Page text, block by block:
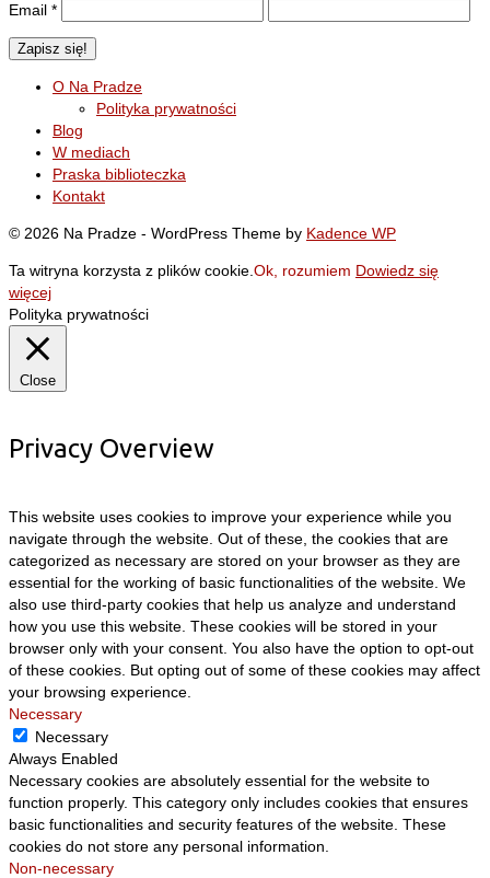
Email *
O Na Pradze
Polityka prywatności
Blog
W mediach
Praska biblioteczka
Kontakt
© 2026 Na Pradze - WordPress Theme by Kadence WP
Ta witryna korzysta z plików cookie. Ok, rozumiem Dowiedz się
więcej
Polityka prywatności
Close
Privacy Overview
This website uses cookies to improve your experience while you
navigate through the website. Out of these, the cookies that are
categorized as necessary are stored on your browser as they are
essential for the working of basic functionalities of the website. We
also use third-party cookies that help us analyze and understand
how you use this website. These cookies will be stored in your
browser only with your consent. You also have the option to opt-out
of these cookies. But opting out of some of these cookies may affect
your browsing experience.
Necessary
Necessary
Always Enabled
Necessary cookies are absolutely essential for the website to
function properly. This category only includes cookies that ensures
basic functionalities and security features of the website. These
cookies do not store any personal information.
Non-necessary